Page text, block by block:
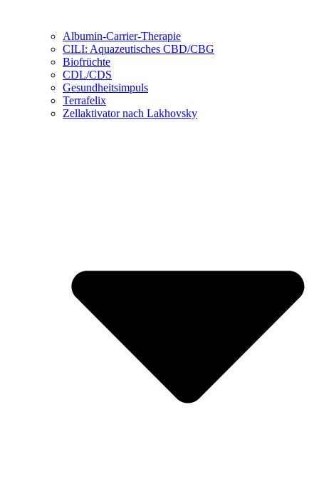
Albumin-Carrier-Therapie
CILI: Aquazeutisches CBD/CBG
Biofrüchte
CDL/CDS
Gesundheitsimpuls
Terrafelix
Zellaktivator nach Lakhovsky